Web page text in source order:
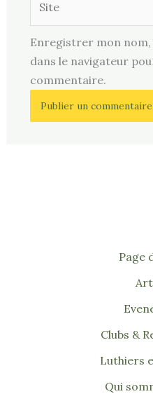
Enregistrer mon
dans le navigateur
commentaire.
Page
Clubs &
Luthiers
Qui